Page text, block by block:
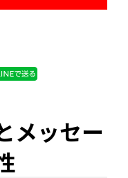
メッセー